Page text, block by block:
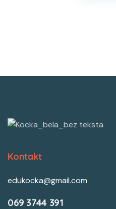
Kontakt
edukocka@gmail.com
069 3744 391